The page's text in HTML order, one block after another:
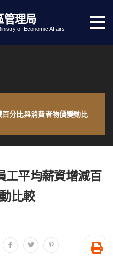
管理局
of Economic Affairs
選
單
分比與消費者物價變動比
工平均薪資增減百
比較
分享至facebook
分享至twitter分享至plurk
友